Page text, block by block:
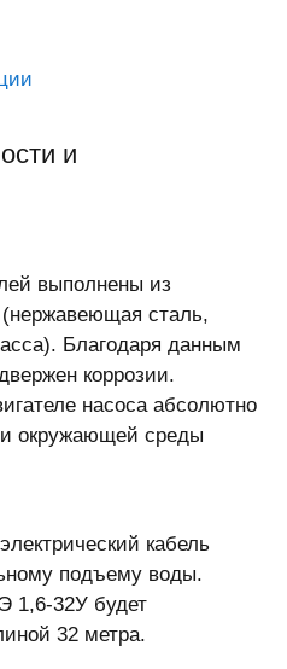
и
выполнены из
сталь,
Благодаря данным
коррозии.
насоса абсолютно
и окружающей среды
кабель
подъему воды.
1,6-32У будет
32 метра.